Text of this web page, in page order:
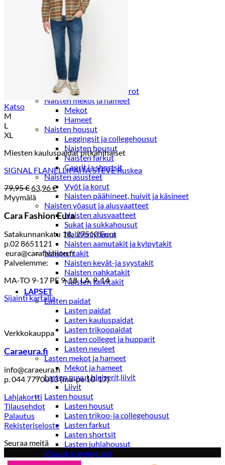
Naisten paidat
Naisten colleget
Paidat, tunikat ja jakut
Trikoopaidat
Naisten puserot
Tunikat
Jakut ja liivit
Naisten neuleet
Naisten neuletakit
Naisten neulepuserot
Naisten mekot ja hameet
Mekot
Hameet
Naisten housut
Leggingsit ja collegehousut
Naisten housut
Naisten farkut
Caprit ja shortsit
Naisten asusteet
Vyöt ja korut
Naisten päähineet, huivit ja käsineet
Naisten yöasut ja alusvaatteet
Naisten alusvaatteet
Sukat ja sukkahousut
Naisten yöasut
Naisten aamutakit ja kylpytakit
Naisten takit
Naisten kevät-ja syystakit
Naisten nahkatakit
Naisten talvitakit
LAPSET
Lasten paidat
Lasten paidat
Lasten kauluspaidat
Lasten trikoopaidat
Lasten colleget ja hupparit
Lasten neuleet
Lasten mekot ja hameet
Mekot ja hameet
Lasten puvut,bleiserit,liivit
Liivit
Lasten housut
Lasten housut
Lasten trikoo-ja collegehousut
Lasten farkut
Lasten shortsit
Lasten juhlahousut
Yöasut ja kylpytakit
Lasten yöpaidat
Katso
M
L
XL
Miesten kauluspaidat pitkähihaiset
SIGNAL FLANELLIPAITA STEVE Ruskea
79,95€Alkuperäinen
hinta
oli:
79,95 €.
63,96€Nykyinen
hinta
on:
63,96 €.
Myymälä
Cara Fashion Eura
Satakunnankatu 18, 27510 Eura
p.02 8651121
eura@carafashion.fi
Palvelemme:
MA-TO 9-17 PE 9-18 LA 9-14
Sijainti kartalla
Verkkokauppa
Caraeura.fi
info@caraeura.fi
p. 044 7770013 (ma-pe 10-17)
Lahjakortti
Tilausehdot
Palautus
Rekisteriseloste
Seuraa meitä